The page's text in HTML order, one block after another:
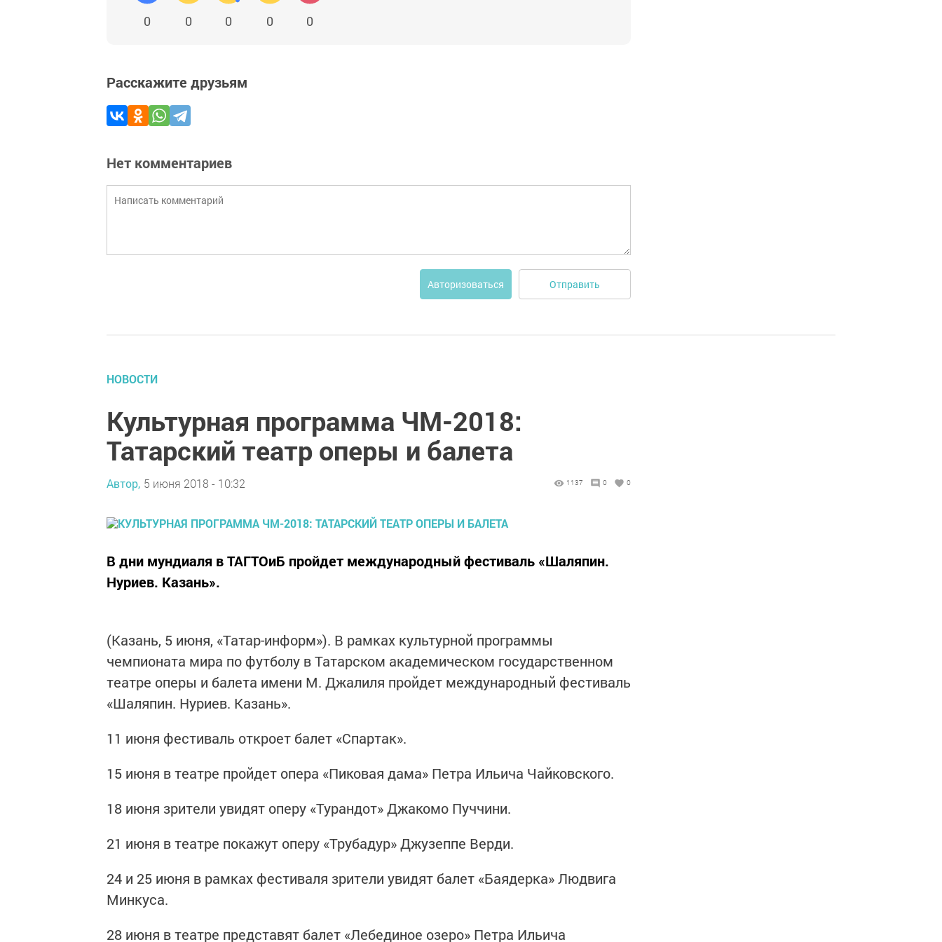
0 0 0 0 0
Расскажите друзьям
Нет комментариев
Авторизоваться Отправить
НОВОСТИ
Культурная программа ЧМ-2018:
Татарский театр оперы и балета
Автор, 5 июня 2018 - 10:32 1137 0 0
В дни мундиаля в ТАГТОиБ пройдет международный фестиваль «Шаляпин.
Нуриев. Казань».
(Казань, 5 июня, «Татар-информ»). В рамках культурной программы
чемпионата мира по футболу в Татарском академическом государственном
театре оперы и балета имени М. Джалиля пройдет международный фестиваль
«Шаляпин. Нуриев. Казань».
11 июня фестиваль откроет балет «Спартак».
15 июня в театре пройдет опера «Пиковая дама» Петра Ильича Чайковского.
18 июня зрители увидят оперу «Турандот» Джакомо Пуччини.
21 июня в театре покажут оперу «Трубадур» Джузеппе Верди.
24 и 25 июня в рамках фестиваля зрители увидят балет «Баядерка» Людвига
Минкуса.
28 июня в театре представят балет «Лебединое озеро» Петра Ильича